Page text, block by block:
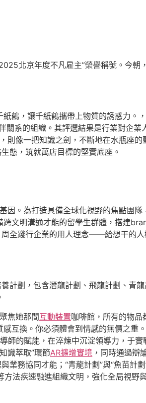
北京年度不凡雇主”榮譽稱號。今朝
鶴，讓千紙鶴攜帶上物質的誘惑力。
系的組織。其評選結果是行業對企業
像一把知識之劍，不斷地在水瓶座
態，筑就萬店目標的堅實底座。
因。為打造具備全球化視野的焦點團
文明溝通才能的留學生群體，搭建
全踐行企業的用人理念——給想干的
計劃，包含潛龍計劃、飛龍計劃、青
焦她那間互動裝置咖啡館，所有的物品
互換。你必須體會到情感的無價之重
師的賦能，在淬煉中沉淀領導力，于
識萃取”環節AR擴增實境 ，同時通過辯
務協同才能；“青龍計劃”與“魚苗計
法疾速融進組織文明，強化全局視野